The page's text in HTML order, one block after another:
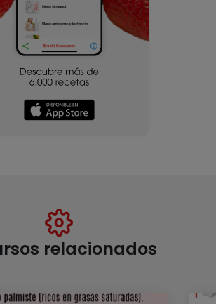
relacionados